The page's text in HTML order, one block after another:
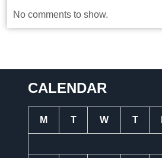
No comments to show.
CALENDAR
M T W T